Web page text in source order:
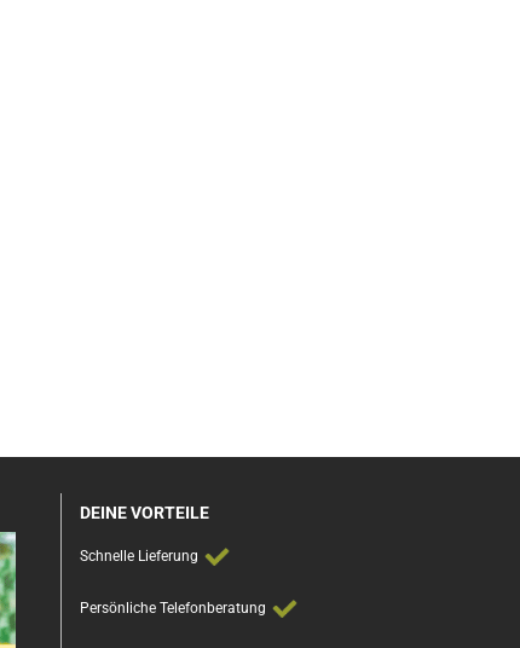
DEINE VORTEILE
Schnelle Lieferung
Persönliche Telefonberatung